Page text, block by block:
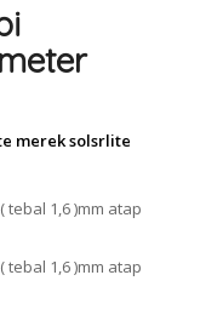
merek solsrlite
tebal 1,6 )mm atap
tebal 1,6 )mm atap